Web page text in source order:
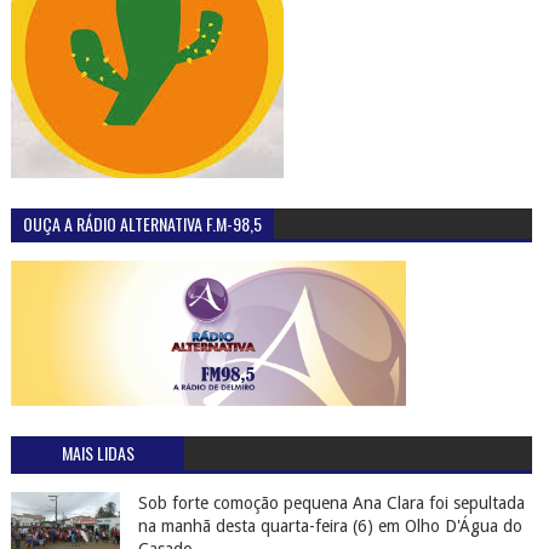
OUÇA A RÁDIO ALTERNATIVA F.M-98,5
MAIS LIDAS
Sob forte comoção pequena Ana Clara foi sepultada
na manhã desta quarta-feira (6) em Olho D'Água do